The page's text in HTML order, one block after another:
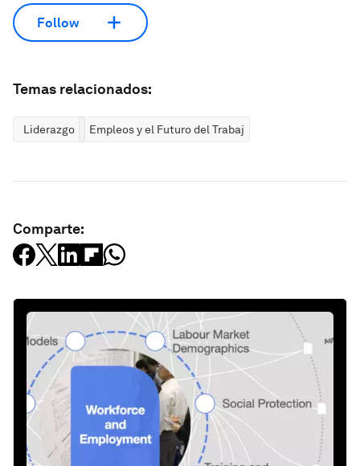
Follow
Temas relacionados:
Liderazgo Empleos y el Futuro del Trabajo
Comparte: